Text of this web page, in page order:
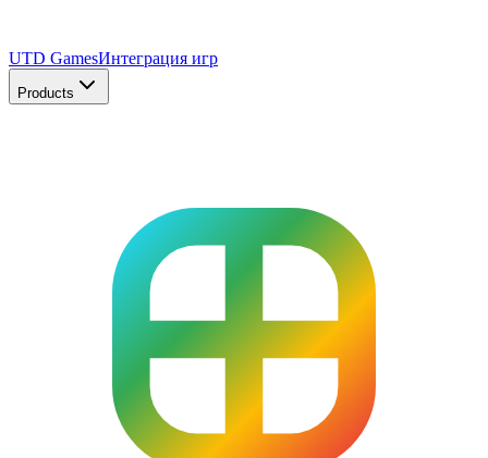
UTD GamesИнтеграция игр
Products